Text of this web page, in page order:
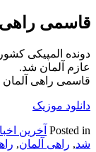
قاسمی
دونده المپیکی
عازم آلمان شد.
قاسمی راهی
دانلود موزیک
Posted in آخرین
شد, راهی آلمان,